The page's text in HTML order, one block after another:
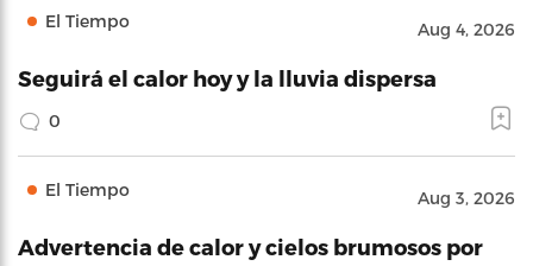
El Tiempo Aug 4, 2026
Seguirá el calor hoy y la lluvia dispersa
0
El Tiempo Aug 3, 2026
Advertencia de calor y cielos brumosos por